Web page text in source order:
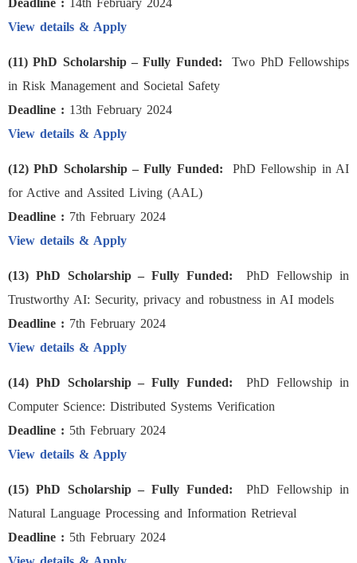
View details & Apply
(11) PhD Scholarship – Fully Funded: Two PhD Fellowships
in Risk Management and Societal Safety
Deadline : 13th February 2024
View details & Apply
(12) PhD Scholarship – Fully Funded: PhD Fellowship in AI
for Active and Assited Living (AAL)
Deadline : 7th February 2024
View details & Apply
(13) PhD Scholarship – Fully Funded: PhD Fellowship in
Trustworthy AI: Security, privacy and robustness in AI models
Deadline : 7th February 2024
View details & Apply
(14) PhD Scholarship – Fully Funded: PhD Fellowship in
Computer Science: Distributed Systems Verification
Deadline : 5th February 2024
View details & Apply
(15) PhD Scholarship – Fully Funded: PhD Fellowship in
Natural Language Processing and Information Retrieval
Deadline : 5th February 2024